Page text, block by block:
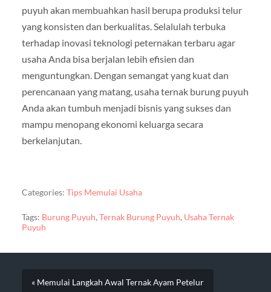
puyuh akan membuahkan hasil berupa produksi telur
yang konsisten dan berkualitas. Selalulah terbuka
terhadap inovasi teknologi peternakan terbaru agar
usaha Anda bisa berjalan lebih efisien dan
menguntungkan. Dengan semangat yang kuat dan
perencanaan yang matang, usaha ternak burung puyuh
Anda akan tumbuh menjadi bisnis yang sukses dan
mampu menopang ekonomi keluarga secara
berkelanjutan.
Categories: Tips Memulai Usaha
Tags: Burung Puyuh, Ternak Burung Puyuh, Usaha Ternak
Puyuh
« Memulai Langkah Awal Ternak Ayam Petelur